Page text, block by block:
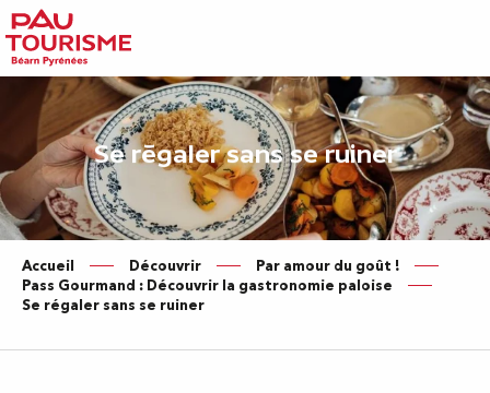
Aller
au
contenu
principal
Se régaler sans se ruiner
Accueil Découvrir
Par amour du goût !
Pass Gourmand : Découvrir la gastronomie paloise
Se régaler sans se ruiner